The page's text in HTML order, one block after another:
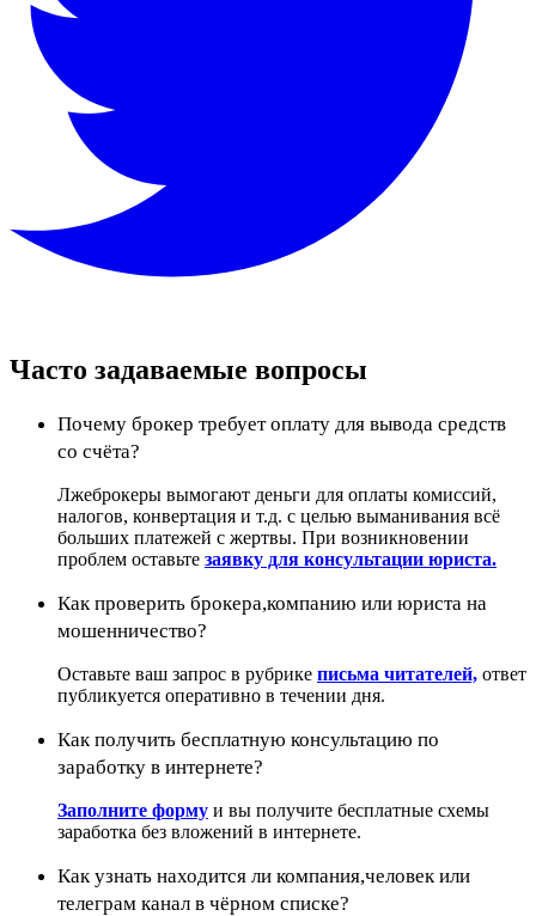
Часто задаваемые вопросы
Почему брокер требует оплату для вывода средств
со счёта?
Лжеброкеры вымогают деньги для оплаты комиссий,
налогов, конвертация и т.д. с целью выманивания всё
больших платежей с жертвы. При возникновении
проблем оставьте заявку для консультации юриста.
Как проверить брокера,компанию или юриста на
мошенничество?
Оставьте ваш запрос в рубрике письма читателей, ответ
публикуется оперативно в течении дня.
Как получить бесплатную консультацию по
заработку в интернете?
Заполните форму и вы получите бесплатные схемы
заработка без вложений в интернете.
Как узнать находится ли компания,человек или
телеграм канал в чёрном списке?